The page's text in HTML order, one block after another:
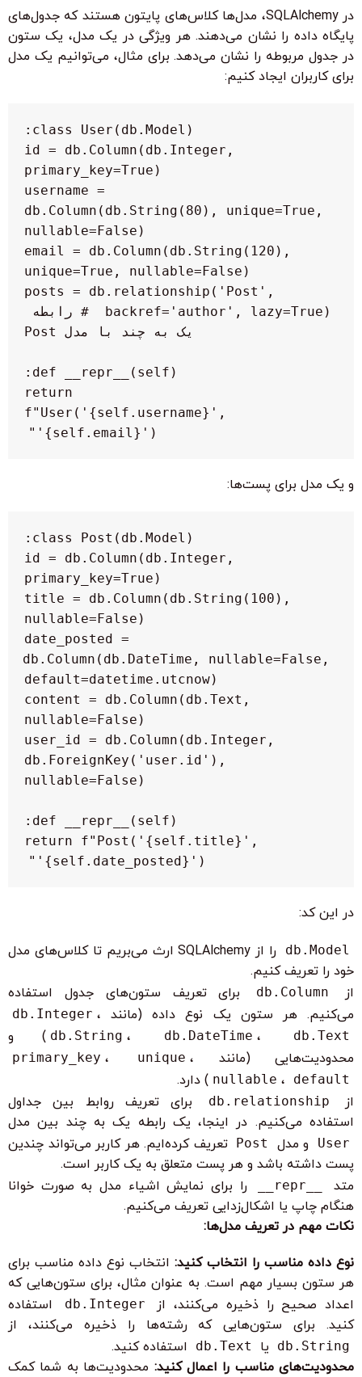
در SQLAlchemy، مدل‌ها کلاس‌های پایتون هستند که جدول‌های
پایگاه داده را نشان می‌دهند. هر ویژگی در یک مدل، یک ستون
در جدول مربوطه را نشان می‌دهد. برای مثال، می‌توانیم یک مدل
برای کاربران ایجاد کنیم:
    id = db.Column(db.Integer,
    username =
db.Column(db.String(80), unique=True,
    email = db.Column(db.String(120),
    posts = db.relationship('Post',
        return
f"User('{self.username}',
'{self.email}')"
و یک مدل برای پست‌ها:
    id = db.Column(db.Integer,
    title = db.Column(db.String(100),
    date_posted =
db.Column(db.DateTime, nullable=False,
    content = db.Column(db.Text,
    user_id = db.Column(db.Integer,
db.ForeignKey('user.id'),
        return f"Post('{self.title}',
'{self.date_posted}')"
در این کد:
db.Model
را از SQLAlchemy ارث می‌بریم تا کلاس‌های مدل
خود را تعریف کنیم.
از
db.Column
برای تعریف ستون‌های جدول استفاده
می‌کنیم. هر ستون یک نوع داده (مانند
db.Integer ،
db.String ، db.DateTime ، db.Text
) و
محدودیت‌هایی (مانند
primary_key ، unique ،
nullable ، default
) دارد.
از
db.relationship
برای تعریف روابط بین جداول
استفاده می‌کنیم. در اینجا، یک رابطه یک به چند بین مدل
User و مدل Post تعریف کرده‌ایم. هر کاربر می‌تواند چندین
پست داشته باشد و هر پست متعلق به یک کاربر است.
متد
را برای نمایش اشیاء مدل به صورت خوانا
هنگام چاپ یا اشکال‌زدایی تعریف می‌کنیم.
نکات مهم در تعریف مدل‌ها:
نوع داده مناسب را انتخاب کنید: انتخاب نوع داده مناسب برای
هر ستون بسیار مهم است. به عنوان مثال، برای ستون‌هایی که
اعداد صحیح را ذخیره می‌کنند، از
db.Integer
استفاده
کنید. برای ستون‌هایی که رشته‌ها را ذخیره می‌کنند، از
db.String یا db.Text
استفاده کنید.
محدودیت‌های مناسب را اعمال کنید: محدودیت‌ها به شما کمک